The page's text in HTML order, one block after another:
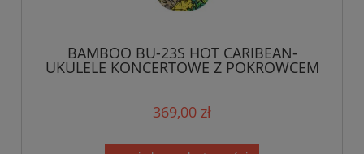
BAMBOO BU-23S HOT CARIBEAN-
UKULELE KONCERTOWE Z POKROWCEM
369,00 zł